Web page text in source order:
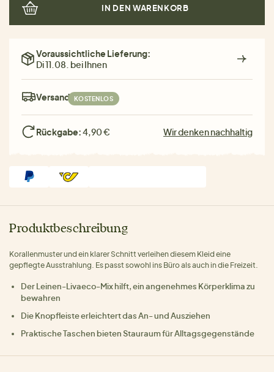
IN DEN WARENKORB
Voraussichtliche Lieferung:
Di 11.08. bei Ihnen
Versand: KOSTENLOS
Rückgabe:4,90 € Wir denken nachhaltig
Produktbeschreibung
Korallenmuster und ein klarer Schnitt verleihen diesem Kleid eine
gepflegte Ausstrahlung. Es passt sowohl ins Büro als auch in die Freizeit.
Der Leinen-Livaeco-Mix hilft, ein angenehmes Körperklima zu
bewahren
Die Knopfleiste erleichtert das An- und Ausziehen
Praktische Taschen bieten Stauraum für Alltagsgegenstände